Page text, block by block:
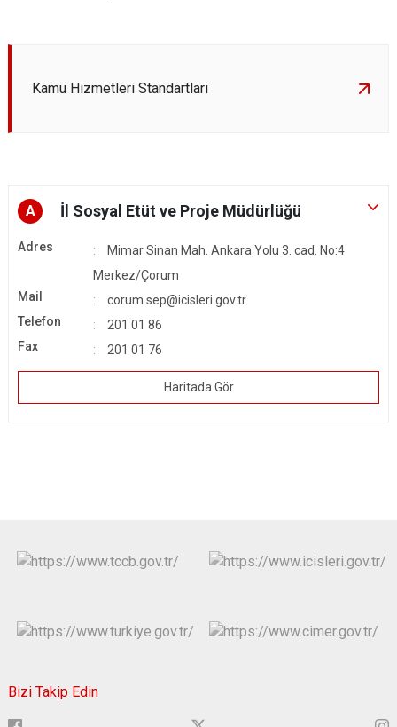
Kamu Hizmetleri Standartları
A İl Sosyal Etüt ve Proje Müdürlüğü
Adres
Mimar Sinan Mah. Ankara Yolu 3. cad. No:4
Merkez/Çorum
Mail
corum.sep@icisleri.gov.tr
Telefon
201 01 86
Fax
201 01 76
Haritada Gör
Bizi Takip Edin